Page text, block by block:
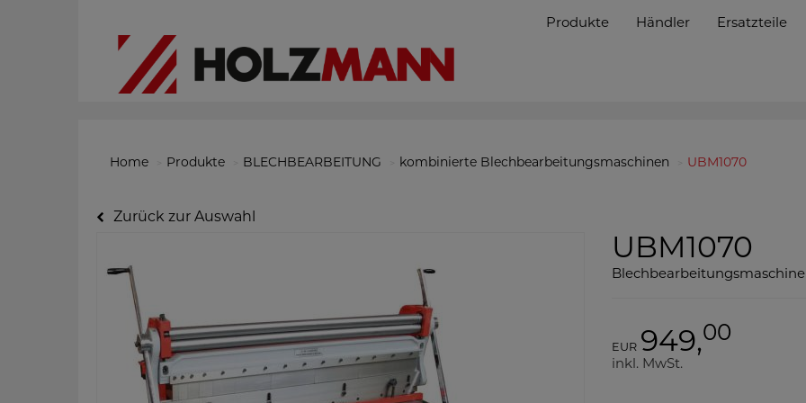
Produkte Händler Ersatzteile
Home Produkte BLECHBEARBEITUNG kombinierte Blechbearbeitungsmaschinen UBM1070
Zurück zur Auswahl
UBM1070
Blechbearbeitungsmaschine
EUR 949,00
inkl. MwSt.